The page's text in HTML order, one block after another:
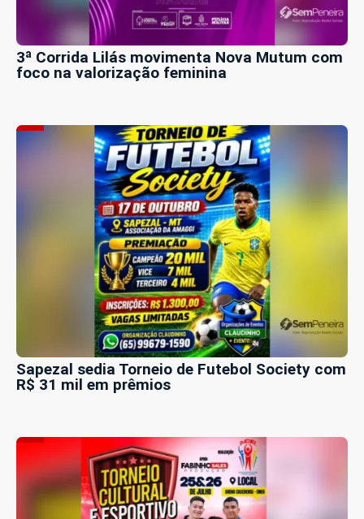
3ª Corrida Lilás movimenta Nova Mutum com
foco na valorização feminina
Sapezal sedia Torneio de Futebol Society com
R$ 31 mil em prêmios